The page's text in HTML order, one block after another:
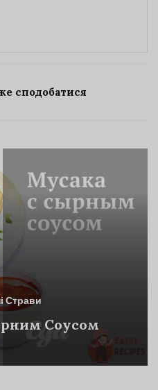
сподобатися
Страви
Соусом